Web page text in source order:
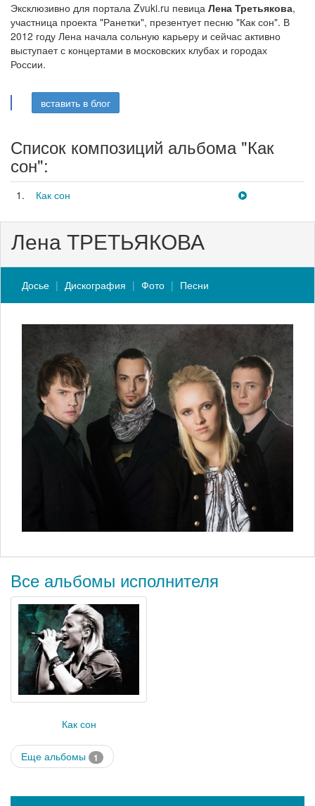
Эксклюзивно для портала Zvuki.ru певица Лена Третьякова,
участница проекта "Ранетки", презентует песню "Как сон". В
2012 году Лена начала сольную карьеру и сейчас активно
выступает с концертами в московских клубах и городах
России.
вставить в блог
Список композиций альбома "Как
сон":
1. Как сон
Лена ТРЕТЬЯКОВА
Досье Дискография Фото Песни
Все альбомы исполнителя
Как сон
Еще альбомы 1